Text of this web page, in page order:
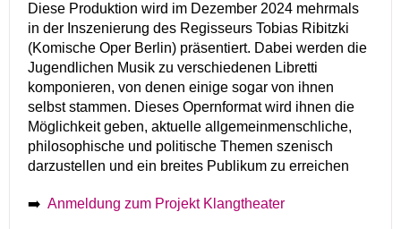
Diese Produktion wird im Dezember 2024 mehrmals
in der Inszenierung des Regisseurs Tobias Ribitzki
(Komische Oper Berlin) präsentiert. Dabei werden die
Jugendlichen Musik zu verschiedenen Libretti
komponieren, von denen einige sogar von ihnen
selbst stammen. Dieses Opernformat wird ihnen die
Möglichkeit geben, aktuelle allgemeinmenschliche,
philosophische und politische Themen szenisch
darzustellen und ein breites Publikum zu erreichen
➡️ Anmeldung zum Projekt Klangtheater